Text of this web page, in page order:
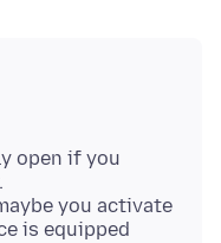
open if you
you activate
is equipped